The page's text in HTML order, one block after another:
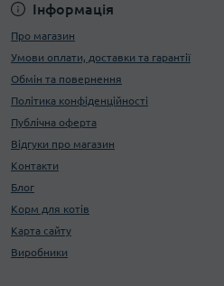
Інформація
Про магазин
Умови оплати, доставки та гарантії
Обмін та повернення
Політика конфіденційності
Публічна оферта
Відгуки про магазин
Контакти
Блог
Корм для котів
Карта сайту
Виробники